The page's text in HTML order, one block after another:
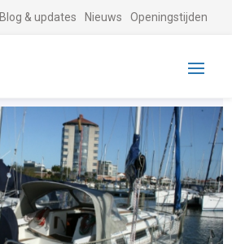
Blog & updates Nieuws Openingstijden